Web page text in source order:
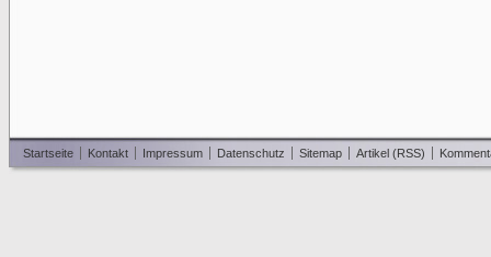
Startseite Kontakt Impressum Datenschutz Sitemap Artikel (RSS)